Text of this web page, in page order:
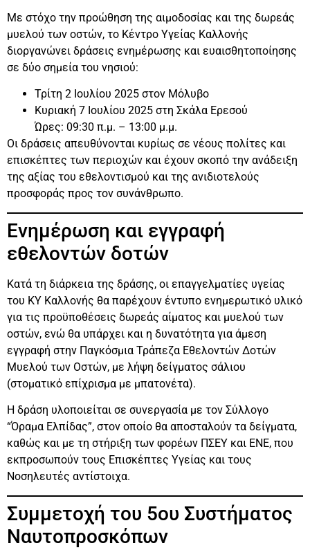
Με στόχο την προώθηση της αιμοδοσίας και της δωρεάς
μυελού των οστών, το Κέντρο Υγείας Καλλονής
διοργανώνει δράσεις ενημέρωσης και ευαισθητοποίησης
σε δύο σημεία του νησιού:
Τρίτη 2 Ιουλίου 2025 στον Μόλυβο
Κυριακή 7 Ιουλίου 2025 στη Σκάλα Ερεσού
Ώρες: 09:30 π.μ. – 13:00 μ.μ.
Οι δράσεις απευθύνονται κυρίως σε νέους πολίτες και
επισκέπτες των περιοχών και έχουν σκοπό την ανάδειξη
της αξίας του εθελοντισμού και της ανιδιοτελούς
προσφοράς προς τον συνάνθρωπο.
Ενημέρωση και εγγραφή
εθελοντών δοτών
Κατά τη διάρκεια της δράσης, οι επαγγελματίες υγείας
του ΚΥ Καλλονής θα παρέχουν έντυπο ενημερωτικό υλικό
για τις προϋποθέσεις δωρεάς αίματος και μυελού των
οστών, ενώ θα υπάρχει και η δυνατότητα για άμεση
εγγραφή στην Παγκόσμια Τράπεζα Εθελοντών Δοτών
Μυελού των Οστών, με λήψη δείγματος σάλιου
(στοματικό επίχρισμα με μπατονέτα).
Η δράση υλοποιείται σε συνεργασία με τον Σύλλογο
“Όραμα Ελπίδας”, στον οποίο θα αποσταλούν τα δείγματα,
καθώς και με τη στήριξη των φορέων ΠΣΕΥ και ΕΝΕ, που
εκπροσωπούν τους Επισκέπτες Υγείας και τους
Νοσηλευτές αντίστοιχα.
Συμμετοχή του 5ου Συστήματος
Ναυτοπροσκόπων